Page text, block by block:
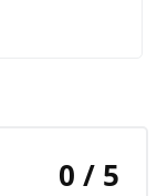
0 / 5